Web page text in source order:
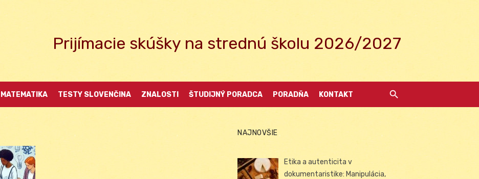
Prijímacie skúšky na strednú školu 2026/2027
TESTY SLOVENČINA ZNALOSTI ŠTUDIJNÝ PORADCA PORADŇA KONTAKT
NAJNOVŠIE
Etika a autenticita v
dokumentaristike: Manipulácia,